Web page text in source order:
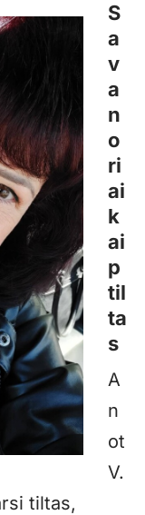
S
a
v
a
n
o
ri
ai
k
ai
p
til
ta
s
A
n
ot
V.
tiltas,